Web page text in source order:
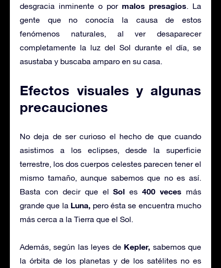
desgracia inminente o por malos presagios. La
gente que no conocía la causa de estos
fenómenos naturales, al ver desaparecer
completamente la luz del Sol durante el día, se
asustaba y buscaba amparo en su casa.
Efectos visuales y algunas
precauciones
No deja de ser curioso el hecho de que cuando
asistimos a los eclipses, desde la superficie
terrestre, los dos cuerpos celestes parecen tener el
mismo tamaño, aunque sabemos que no es así.
Basta con decir que elSol es400 veces más
grande que la Luna, pero ésta se encuentra mucho
más cerca a la Tierra que el Sol.
Además, según las leyes de Kepler, sabemos que
la órbita de los planetas y de los satélites no es